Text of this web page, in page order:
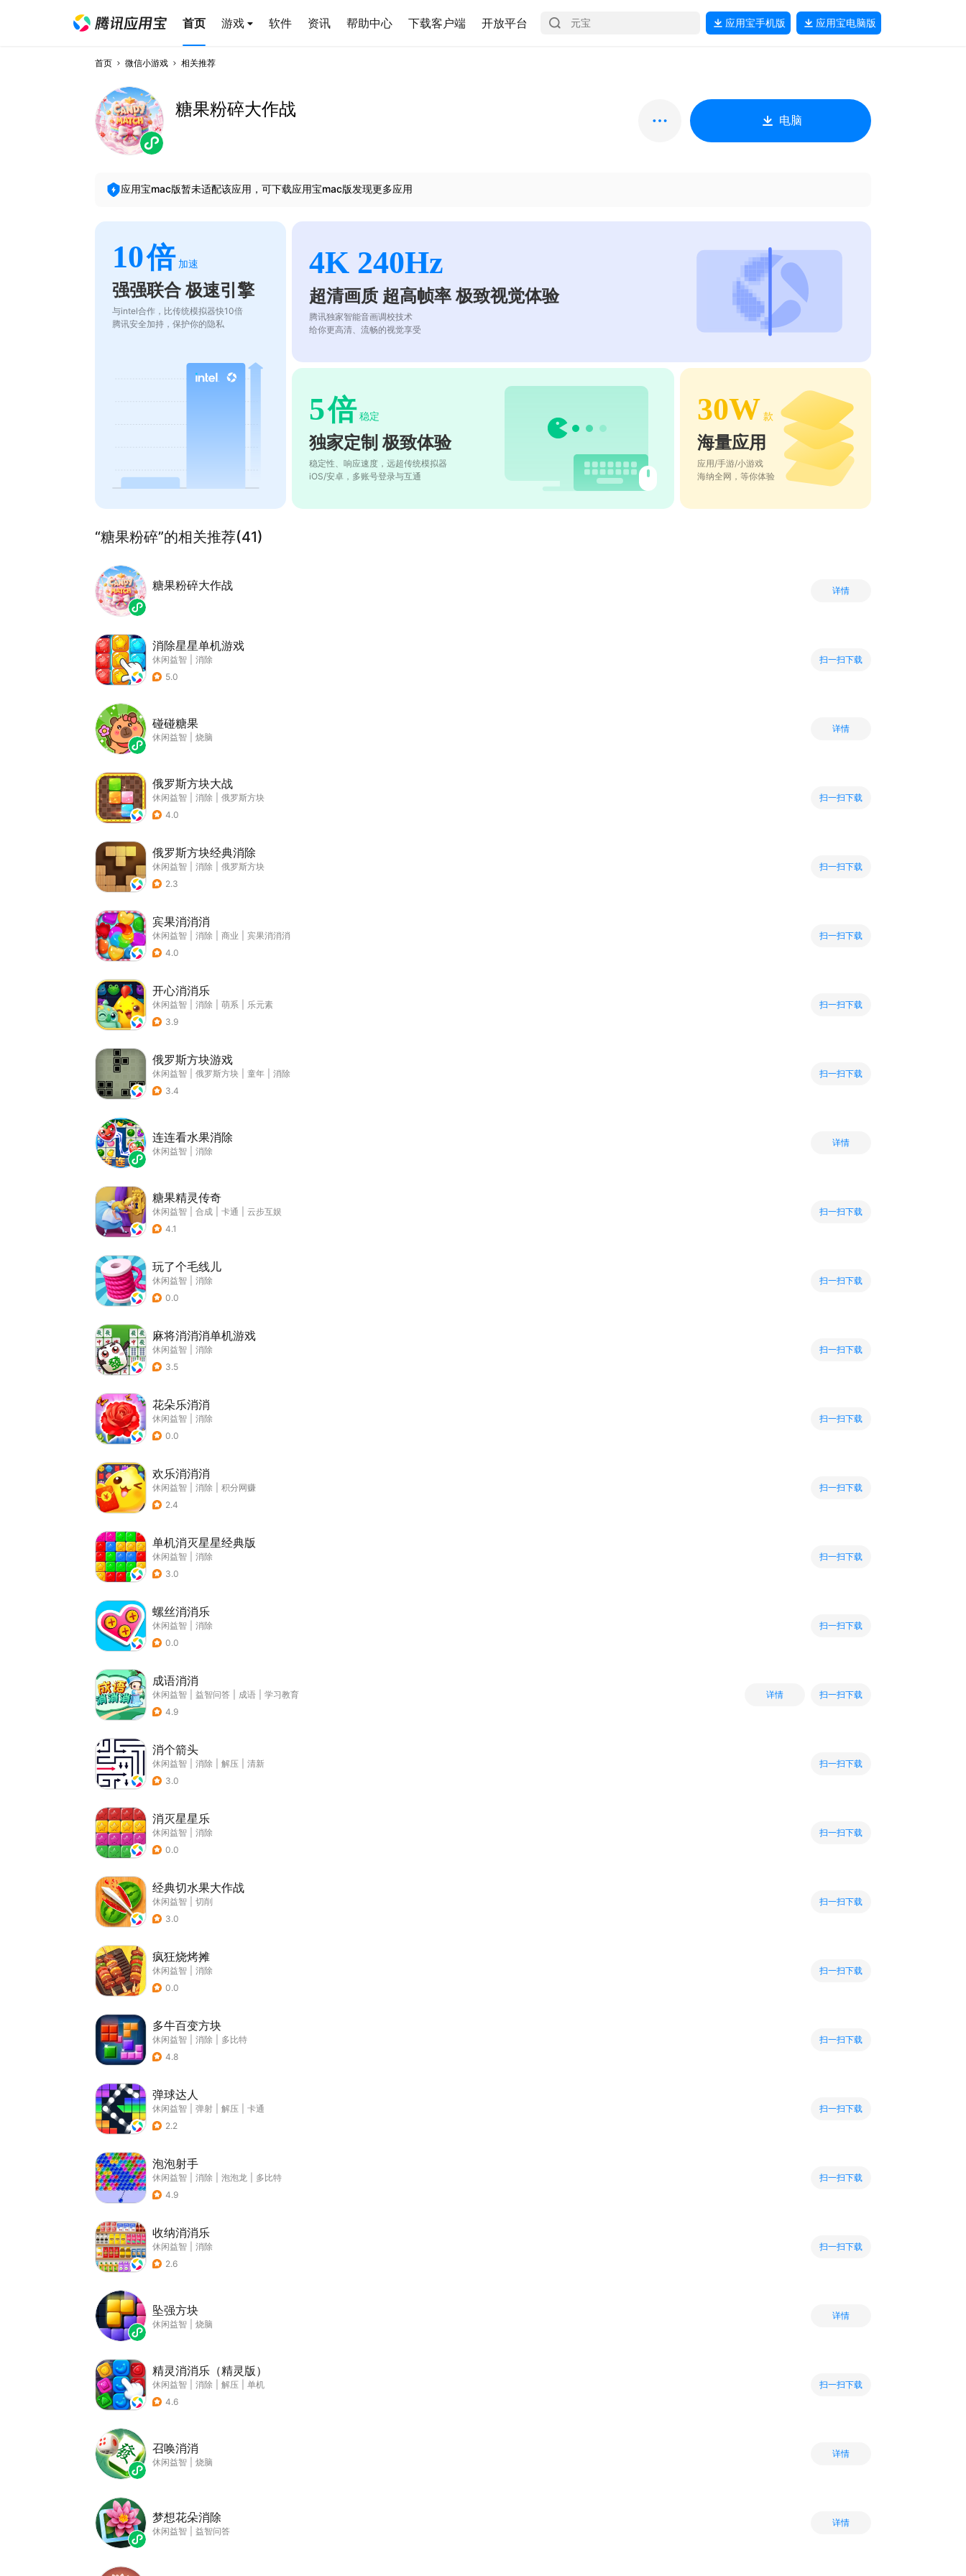
首页 游戏 软件 资讯 帮助中心 下载客户端 开放平台 应用宝手机版 应用宝电脑版
首页 微信小游戏 相关推荐
糖果粉碎大作战
电脑
应用宝mac版暂未适配该应用，可下载应用宝mac版发现更多应用
10倍 加速
强强联合 极速引擎
与intel合作，比传统模拟器快10倍
腾讯安全加持，保护你的隐私
4K 240Hz
超清画质 超高帧率 极致视觉体验
腾讯独家智能音画调校技术
给你更高清、流畅的视觉享受
5倍 稳定
独家定制 极致体验
稳定性、响应速度，远超传统模拟器
iOS/安卓，多账号登录与互通
30W 款
海量应用
应用/手游/小游戏
海纳全网，等你体验
“糖果粉碎”的相关推荐(41)
糖果粉碎大作战 详情
消除星星单机游戏
休闲益智
消除
5.0
扫一扫下载
碰碰糖果
休闲益智 烧脑
详情
俄罗斯方块大战
休闲益智 消除
俄罗斯方块
4.0
扫一扫下载
俄罗斯方块经典消除
休闲益智 消除
俄罗斯方块
2.3
扫一扫下载
宾果消消消
休闲益智 消除 商业
宾果消消消
4.0
扫一扫下载
开心消消乐
休闲益智 消除 萌系
乐元素
3.9
扫一扫下载
俄罗斯方块游戏
休闲益智 俄罗斯方块 童年
消除
3.4
扫一扫下载
连连看水果消除
休闲益智 消除
详情
糖果精灵传奇
休闲益智 合成 卡通
云步互娱
4.1
扫一扫下载
玩了个毛线儿
休闲益智
消除
0.0
扫一扫下载
麻将消消消单机游戏
休闲益智
消除
3.5
扫一扫下载
花朵乐消消
休闲益智
消除
0.0
扫一扫下载
欢乐消消消
休闲益智 消除
积分网赚
2.4
扫一扫下载
单机消灭星星经典版
休闲益智
消除
3.0
扫一扫下载
螺丝消消乐
休闲益智
消除
0.0
扫一扫下载
成语消消
休闲益智 益智问答 成语
学习教育
4.9
详情 扫一扫下载
消个箭头
休闲益智 消除 解压
清新
3.0
扫一扫下载
消灭星星乐
休闲益智
消除
0.0
扫一扫下载
经典切水果大作战
休闲益智
切削
3.0
扫一扫下载
疯狂烧烤摊
休闲益智
消除
0.0
扫一扫下载
多牛百变方块
休闲益智 消除
多比特
4.8
扫一扫下载
弹球达人
休闲益智 弹射 解压
卡通
2.2
扫一扫下载
泡泡射手
休闲益智 消除 泡泡龙
多比特
4.9
扫一扫下载
收纳消消乐
休闲益智
消除
2.6
扫一扫下载
坠强方块
休闲益智 烧脑
详情
精灵消消乐（精灵版）
休闲益智 消除 解压
单机
4.6
扫一扫下载
召唤消消
休闲益智 烧脑
详情
梦想花朵消除
休闲益智 益智问答
详情